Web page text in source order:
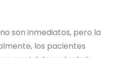
son inmediatos, pero la
los pacientes